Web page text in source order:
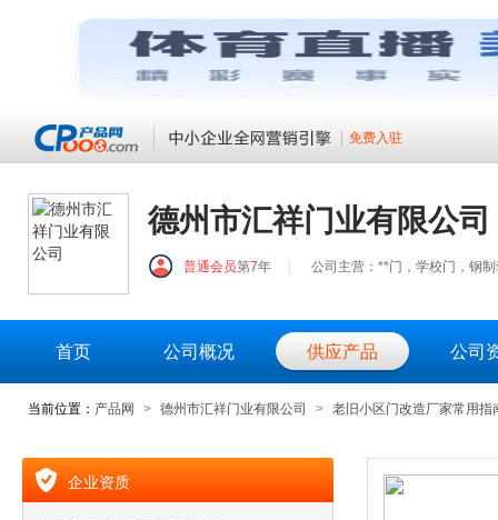
免费入驻
德州市汇祥门业有限公司
普通会员第7年 公司主营：**门，学校门，钢
首页 公司概况 供应产品 公司
当前位置： 产品网 > 德州市汇祥门业有限公司 > 老旧小区门改造厂家常用指
企业资质